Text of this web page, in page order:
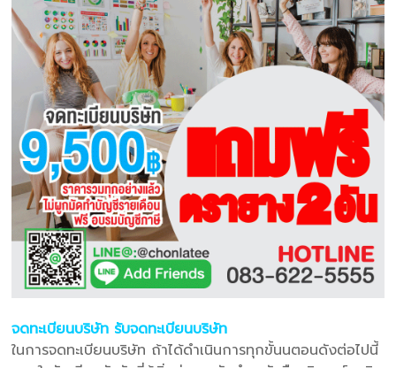
จดทะเบียนบริษัท รับจดทะเบียนบริษัท
ในการจดทะเบียนบริษัท ถ้าได้ดําเนินการทุกขั้นนตอนดังต่อไปนี้